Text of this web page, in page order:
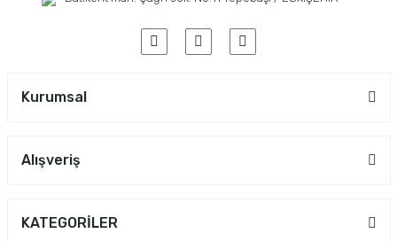
Kurumsal
Alışveriş
KATEGORİLER